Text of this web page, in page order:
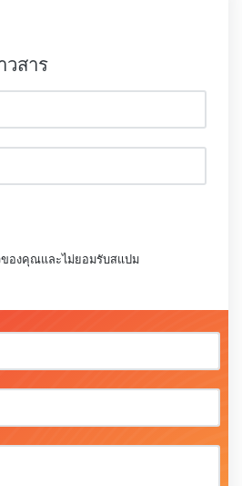
สาร
ของคุณและไม่ยอมรับสแปม